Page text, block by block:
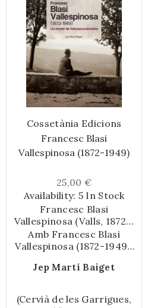
Cossetània Edicions
Francesc Blasi
Vallespinosa (1872-1949)
25,00 €
Availability: 5 In Stock
Francesc Blasi
Vallespinosa (Valls, 1872 –
Barcelona, 1949) va ser el
que avui en diríem un
va destacar com a
industrial, viatger,
publicista, mecenes,
Amb Francesc Blasi
Vallespinosa (1872-1949).
fotoexcursionista, es vol
personalitat
imprescindible de la
Jep Martí Baiget
(Cervià de les Garrigues,